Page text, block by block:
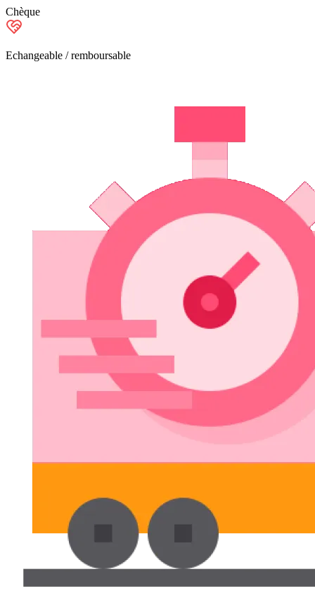
Chèque
Echangeable / remboursable